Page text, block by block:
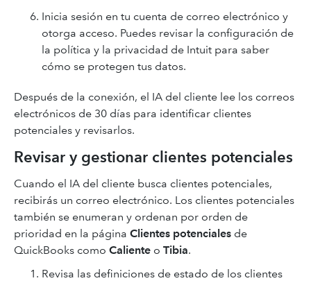
Inicia sesión en tu cuenta de correo electrónico y
otorga acceso. Puedes revisar la configuración de
la política y la privacidad de Intuit para saber
cómo se protegen tus datos.
Después de la conexión, el IA del cliente lee los correos
electrónicos de 30 días para identificar clientes
potenciales y revisarlos.
Revisar y gestionar clientes potenciales
Cuando el IA del cliente busca clientes potenciales,
recibirás un correo electrónico. Los clientes potenciales
también se enumeran y ordenan por orden de
prioridad en la página Clientes potenciales de
QuickBooks como Caliente o Tibia.
Revisa las definiciones de estado de los clientes